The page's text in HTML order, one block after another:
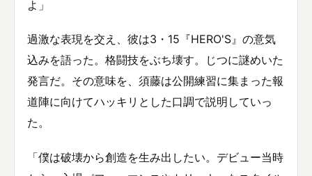
よ」
過激な表現を交え、彼は3・15『HERO'S』の意気
込みを語った。格闘技をぶち壊す。じつに謎めいた
発言だ。その意味を、須藤は公開練習に集まった報
道陣に向けてハッキリとした口調で説明していっ
た。
「僕は破壊から創造を生み出したい。デビュー当時